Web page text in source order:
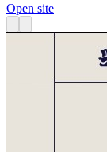
Open site